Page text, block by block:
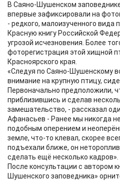
В Саяно-Шушенском
впервые зафиксировали на
- редкого, малоизученного вида
Красную книгу Российской
угрозой исчезновения. Более
фоторегистрация этой хищной
Красноярского края.
«Следуя по Саяно-Шушенскому
внимание на крупную птицу,
Первоначально предположили,
приблизившись и сделав
замешательство, - рассказал
Афанасьев - Ранее мы никогда
подобным оперением и
земле, что-то клевал, скорее
подъехали ближе, он
сделать ещё несколько кадров».
После консультации с автором
Шушенского заповедника»